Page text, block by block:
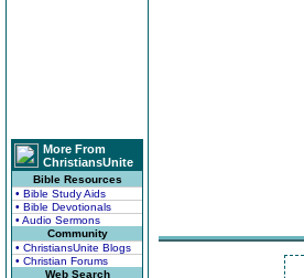
More From
ChristiansUnite
Bible Resources
• Bible Study Aids
• Bible Devotionals
• Audio Sermons
Community
• ChristiansUnite Blogs
• Christian Forums
Web Search